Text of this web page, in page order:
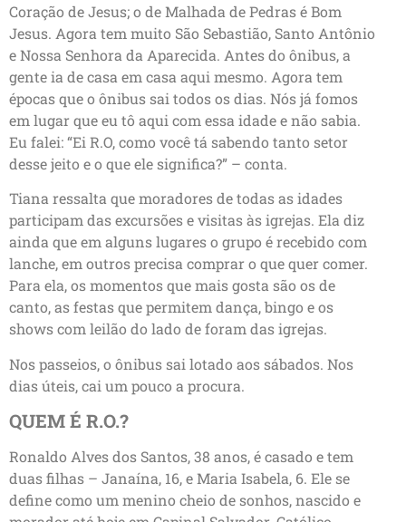
Coração de Jesus; o de Malhada de Pedras é Bom
Jesus. Agora tem muito São Sebastião, Santo Antônio
e Nossa Senhora da Aparecida. Antes do ônibus, a
gente ia de casa em casa aqui mesmo. Agora tem
épocas que o ônibus sai todos os dias. Nós já fomos
em lugar que eu tô aqui com essa idade e não sabia.
Eu falei: “Ei R.O, como você tá sabendo tanto setor
desse jeito e o que ele significa?” – conta.
Tiana ressalta que moradores de todas as idades
participam das excursões e visitas às igrejas. Ela diz
ainda que em alguns lugares o grupo é recebido com
lanche, em outros precisa comprar o que quer comer.
Para ela, os momentos que mais gosta são os de
canto, as festas que permitem dança, bingo e os
shows com leilão do lado de foram das igrejas.
Nos passeios, o ônibus sai lotado aos sábados. Nos
dias úteis, cai um pouco a procura.
QUEM É R.O.?
Ronaldo Alves dos Santos, 38 anos, é casado e tem
duas filhas – Janaína, 16, e Maria Isabela, 6. Ele se
define como um menino cheio de sonhos, nascido e